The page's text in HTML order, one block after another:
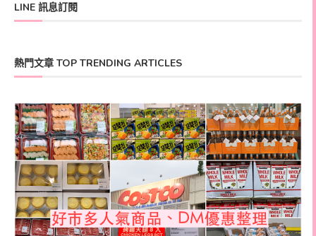
LINE 訊息訂閱
熱門文章 TOP TRENDING ARTICLES